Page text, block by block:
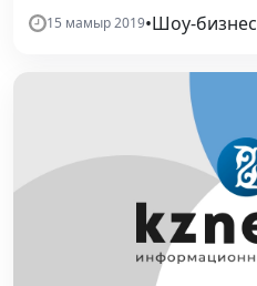
15 мамыр 2019•Шоу-бизнес